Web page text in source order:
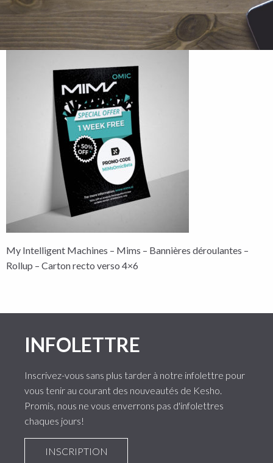
My Intelligent Machines – Mims – Bannières déroulantes –
Rollup – Carton recto verso 4×6
INFOLETTRE
Inscrivez-vous sans plus tarder à notre infolettre pour
vous tenir au courant des nouveautés de Kesho.
Promis, nous ne vous enverrons pas d'infolettres
chaques jours!
INSCRIPTION